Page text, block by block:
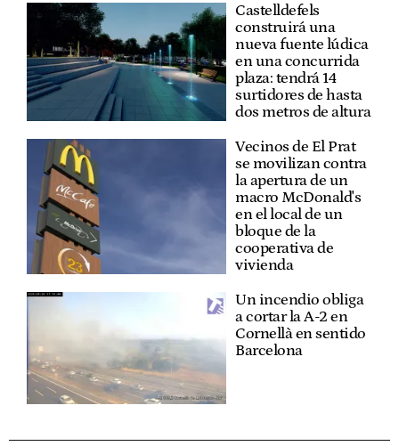
Castelldefels
construirá una
nueva fuente lúdica
en una concurrida
plaza: tendrá 14
surtidores de hasta
dos metros de altura
Vecinos de El Prat
se movilizan contra
la apertura de un
macro McDonald's
en el local de un
bloque de la
cooperativa de
vivienda
Un incendio obliga
a cortar la A-2 en
Cornellà en sentido
Barcelona